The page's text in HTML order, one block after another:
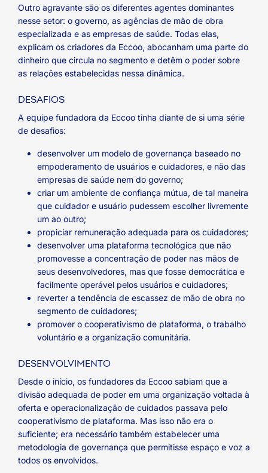
Outro agravante são os diferentes agentes dominantes
nesse setor: o governo, as agências de mão de obra
especializada e as empresas de saúde. Todas elas,
explicam os criadores da Eccoo, abocanham uma parte do
dinheiro que circula no segmento e detêm o poder sobre
as relações estabelecidas nessa dinâmica.
DESAFIOS
A equipe fundadora da Eccoo tinha diante de si uma série
de desafios:
desenvolver um modelo de governança baseado no
empoderamento de usuários e cuidadores, e não das
empresas de saúde nem do governo;
criar um ambiente de confiança mútua, de tal maneira
que cuidador e usuário pudessem escolher livremente
um ao outro;
propiciar remuneração adequada para os cuidadores;
desenvolver uma plataforma tecnológica que não
promovesse a concentração de poder nas mãos de
seus desenvolvedores, mas que fosse democrática e
facilmente operável pelos usuários e cuidadores;
reverter a tendência de escassez de mão de obra no
segmento de cuidadores;
promover o cooperativismo de plataforma, o trabalho
voluntário e a organização comunitária.
DESENVOLVIMENTO
Desde o início, os fundadores da Eccoo sabiam que a
divisão adequada de poder em uma organização voltada à
oferta e operacionalização de cuidados passava pelo
cooperativismo de plataforma. Mas isso não era o
suficiente; era necessário também estabelecer uma
metodologia de governança que permitisse espaço e voz a
todos os envolvidos.